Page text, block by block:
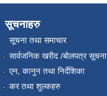
सूचनाहरु
सूचना तथा समाचार
सार्वजनिक खरीद /बोलपत्र सूचना
एन, कानुन तथा निर्देशिका
कर तथा शुल्कहरु